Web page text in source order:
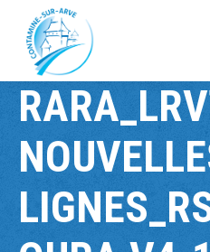
principal